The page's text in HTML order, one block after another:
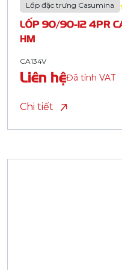
Lốp đặc trưng Casumina
LỐP 90/90-12 4PR
HM
CA134V
Liên hệĐã tính VAT
Chi tiết